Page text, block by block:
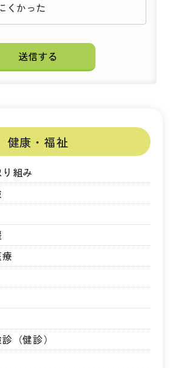
くかった
健康・福祉
組み
（健診）